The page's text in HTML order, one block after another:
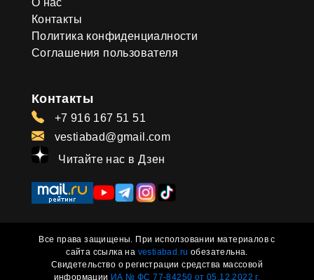
Контакты
Политика конфиденциалности
Соглашения пользователя
Контакты
+7 916 167 51 51
vestiabad@gmail.com
Читайте нас в Дзен
Все права защищены. При исползовании материалов с
сайта ссылка на vestiabad.ru обезательна.
Свидетельство о регистрации средства массовой
информации ИА № ФС 77-84250 от 05.12.2022 г.